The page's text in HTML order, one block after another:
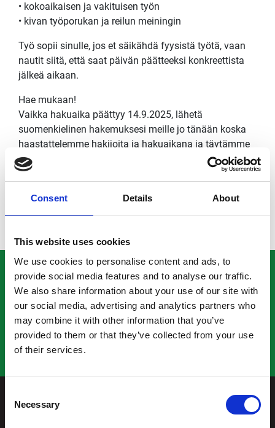
Consent Details About
This website uses cookies
We use cookies to personalise content and ads, to
provide social media features and to analyse our traffic.
We also share information about your use of our site with
our social media, advertising and analytics partners who
may combine it with other information that you’ve
provided to them or that they’ve collected from your use
of their services.
Selection
Necessary
• kokoaikaisen ja vakituisen työn
• kivan työporukan ja reilun meiningin
Työ sopii sinulle, jos et säikähdä fyysistä työtä, vaan
nautit siitä, että saat päivän päätteeksi konkreettista
jälkeä aikaan.
Hae mukaan!
Vaikka hakuaika päättyy 14.9.2025, lähetä
suomenkielinen hakemuksesi meille jo tänään koska
haastattelemme hakijoita ja hakuaikana ja täytämme
paikan heti, kun sopiva tekijä löytyy.
Hae tästä!
ROMU KEINÄNEN
Facebook
Whistleblowing-ilmoituskanava
Tietosuojaseloste
Anna palautetta
ESPOO